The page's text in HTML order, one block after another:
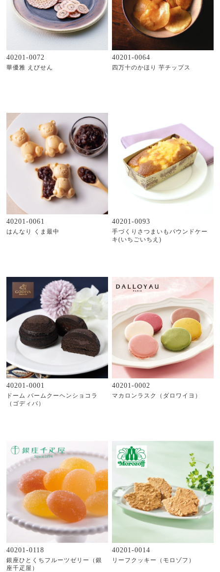
40201-0072
華優雅 えびせん
40201-0064
四万十のかほり 芋チップス
40201-0061
はんなり くま最中
40201-0093
手づくりさつまいもパウンドケー
キ(いちごいちえ)
40201-0001
ドーム バームクーヘンショコラ
（ゴディバ）
40201-0002
マカロンラスク（ダロワイヨ）
40201-0118
銀座ひとくちフルーツゼリー（銀
座千疋屋）
40201-0014
リーフクッキー（モロゾフ）